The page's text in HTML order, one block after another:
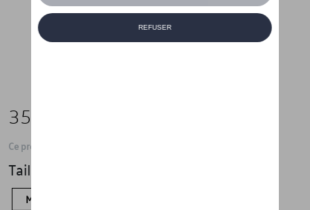
35,01 €
Ce produit n'est actuellement pas de stock
Taille
M